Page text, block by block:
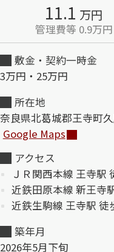
らくらく内見
シャーメゾンライフサポ
自立型サービス付き・シ
お問い合わせ・よくある
シャーメゾンライフ
らくらくパートナー
シャーメゾンライフ
らくらくプラチナ
11.1 万円
管理費等 0.9万円
敷金・契約一時金
3万円・25万円
所在地
奈良県北葛城郡王寺町
Google Maps
アクセス
ＪＲ関西本線 王寺駅
近鉄田原本線 新王寺
近鉄生駒線 王寺駅 徒
築年月
2026年5月下旬